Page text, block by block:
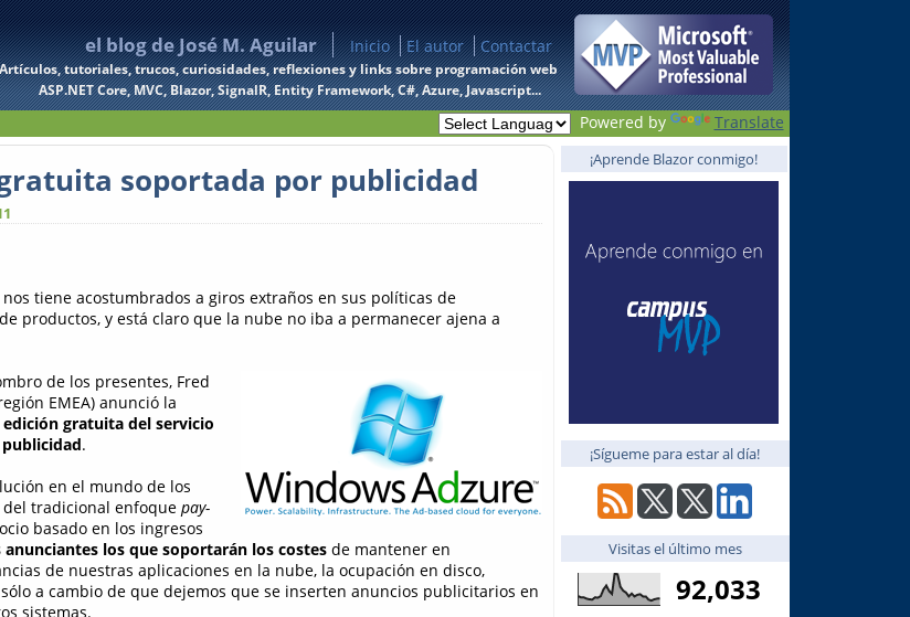
el blog de José M. Aguilar Inicio El autor Contactar
tutoriales, trucos, curiosidades, reflexiones y links sobre programación web
ASP.NET Core, MVC, Blazor, SignalR, Entity Framework, C#, Azure, Javascript...
Powered by Translate
soportada por publicidad
tiene acostumbrados a giros extraños en sus políticas de
productos, y está claro que la nube no iba a permanecer ajena a
de los presentes, Fred
EMEA) anunció la
gratuita del servicio
.
en el mundo de los
tradicional enfoque pay-
basado en los ingresos
anunciantes los que soportarán los costesde mantener en
de nuestras aplicaciones en la nube, la ocupación en disco,
a cambio de que dejemos que se inserten anuncios publicitarios en
sistemas.
¡Aprende Blazor conmigo!
¡Sígueme para estar al día!
Visitas el último mes
92,033